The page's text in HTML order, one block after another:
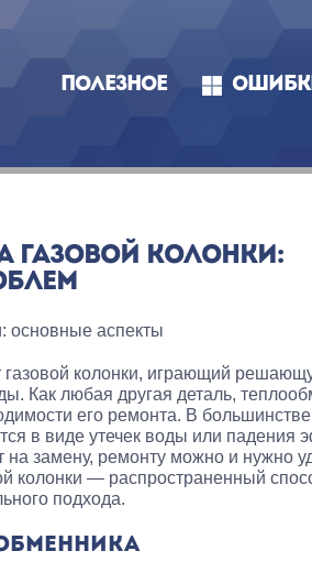
ПОЛЕЗНОЕ
ГАЗОВОЙ КОЛОНКИ:
основные аспекты
колонки, играющий
Как любая другая деталь,
его ремонта. В
в виде утечек воды или падения
замену, ремонту можно и нужно
колонки — распространенный
подхода.